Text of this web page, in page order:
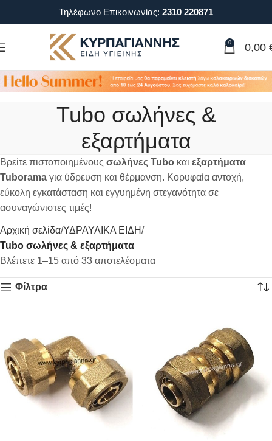
Τηλέφωνο Επικοινωνίας: 2310 220871
0 0,00
Tubo σωλήνες &
εξαρτήματα
Βρείτε πιστοποιημένους σωλήνες Tubo και εξαρτήματα
Tuborama για ύδρευση και θέρμανση. Κορυφαία αντοχή,
εύκολη εγκατάσταση και εγγυημένη στεγανότητα σε
ασυναγώνιστες τιμές!
Αρχική σελίδα ΥΔΡΑΥΛΙΚΑ ΕΙΔΗ
Tubo σωλήνες & εξαρτήματα
Βλέπετε 1–15 από 33 αποτελέσματα
Φίλτρα